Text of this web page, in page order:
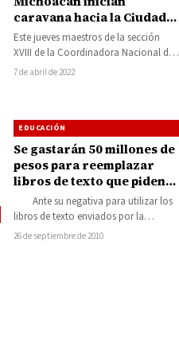
caravana hacia la Ciudad
de México
Este jueves maestros de la sección
XVIII de la Coordinadora Nacional de
Trabajadores de la Educación (CNTE),
7 de abril de 2022
EDUCACIÓN
Se gastarán 50 millones de
pesos para reemplazar
libros de texto que piden
maestros de la CNTE
Ante su negativa para utilizar los
libros de texto enviados por la
Secretaría de Educación Pública
26 de septiembre de 2010